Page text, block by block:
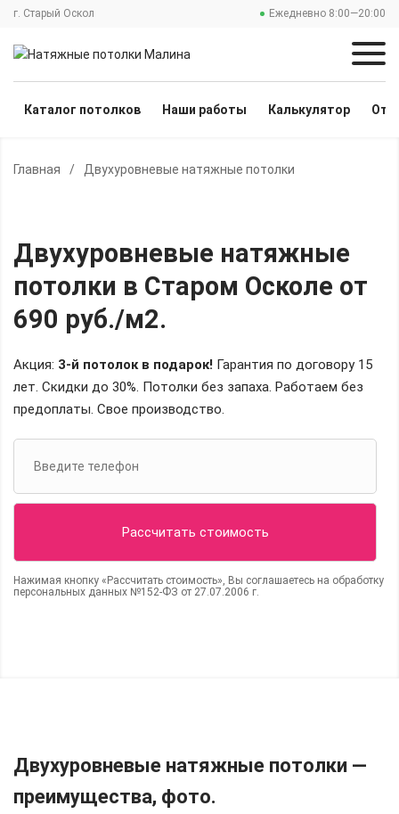
г. Старый Оскол Ежедневно 8:00—20:00
Каталог потолков Наши работы Калькулятор
Главная / Двухуровневые натяжные потолки
Двухуровневые натяжные
потолки в Старом Осколе от
690 руб./м2.
Акция: 3-й потолок в подарок! Гарантия по договору 15
лет. Скидки до 30%. Потолки без запаха. Работаем без
предоплаты. Свое производство.
Нажимая кнопку «Рассчитать стоимость», Вы соглашаетесь на обработку
персональных данных №152-ФЗ от 27.07.2006 г.
Двухуровневые натяжные потолки —
преимущества, фото.